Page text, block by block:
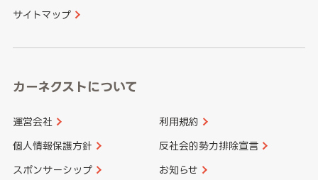
サイトマップ
カーネクストについて
運営会社 利用規約
個人情報保護方針 反社会的勢力排除宣言
スポンサーシップ お知らせ